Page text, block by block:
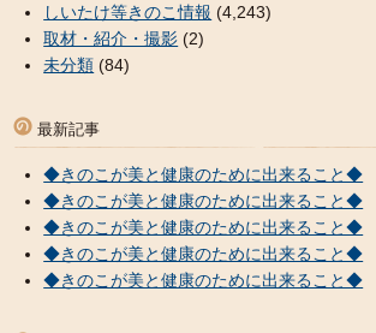
しいたけ等きのこ情報 (4,243)
取材・紹介・撮影 (2)
未分類 (84)
最新記事
◆きのこが美と健康のために出来ること◆
◆きのこが美と健康のために出来ること◆
◆きのこが美と健康のために出来ること◆
◆きのこが美と健康のために出来ること◆
◆きのこが美と健康のために出来ること◆